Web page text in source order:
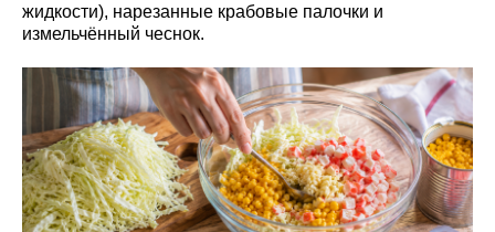
жидкости), нарезанные крабовые палочки и
измельчённый чеснок.